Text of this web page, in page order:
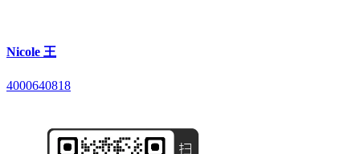
Nicole 王
4000640818